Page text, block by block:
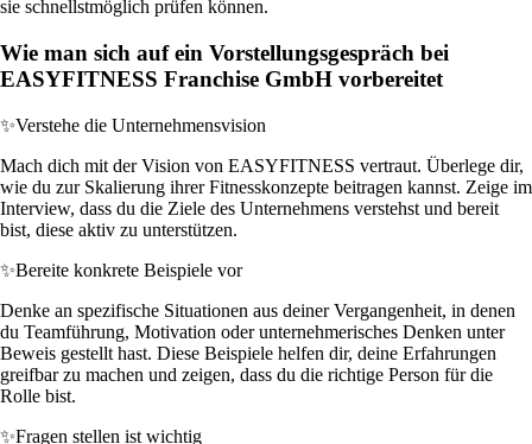
sie schnellstmöglich prüfen können.
Wie man sich auf ein Vorstellungsgespräch bei
EASYFITNESS Franchise GmbH vorbereitet
✨Verstehe die Unternehmensvision
Mach dich mit der Vision von EASYFITNESS vertraut. Überlege dir,
wie du zur Skalierung ihrer Fitnesskonzepte beitragen kannst. Zeige im
Interview, dass du die Ziele des Unternehmens verstehst und bereit
bist, diese aktiv zu unterstützen.
✨Bereite konkrete Beispiele vor
Denke an spezifische Situationen aus deiner Vergangenheit, in denen
du Teamführung, Motivation oder unternehmerisches Denken unter
Beweis gestellt hast. Diese Beispiele helfen dir, deine Erfahrungen
greifbar zu machen und zeigen, dass du die richtige Person für die
Rolle bist.
✨Fragen stellen ist wichtig